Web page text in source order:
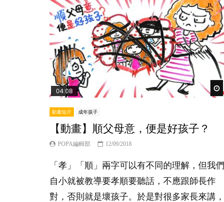
04:08
動畫短片 成年孩子
【動畫】順父母意，便是好孩子？
POPA編輯部 12/09/2018
「孝」「順」兩字可以有不同的理解，但我們
自小就被教導要孝順要聽話，不應跟師長作
對，否則就是壞孩子。於是對很多家長來講，